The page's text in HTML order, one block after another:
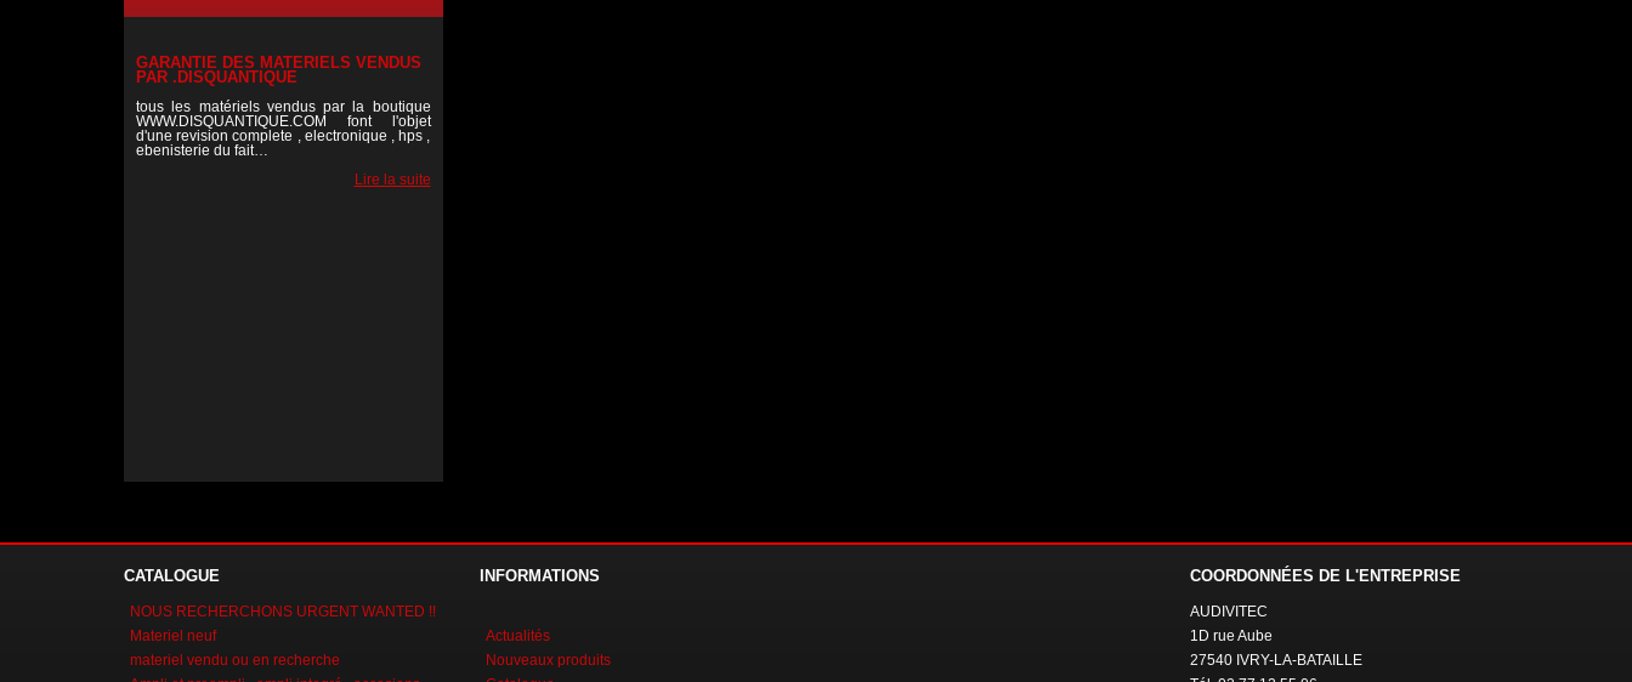
Lire la suite
GARANTIE DES MATERIELS VENDUS
PAR .DISQUANTIQUE
tous les matériels vendus par la boutique
WWW.DISQUANTIQUE.COM font l'objet
d'une revision complete , electronique , hps ,
ebenisterie du fait…
Lire la suite
CATALOGUE
NOUS RECHERCHONS URGENT WANTED !!
Materiel neuf
materiel vendu ou en recherche
INFORMATIONS
Actualités
Nouveaux produits
COORDONNÉES DE L'ENTREPRISE
AUDIVITEC
1D rue Aube
27540 IVRY-LA-BATAILLE